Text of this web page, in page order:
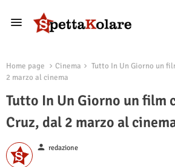
Home page Cinema
Tutto In Un Giorno un
2 marzo al cinema
Tutto In Un Giorno un film
Cruz, dal 2 marzo al
person redazione